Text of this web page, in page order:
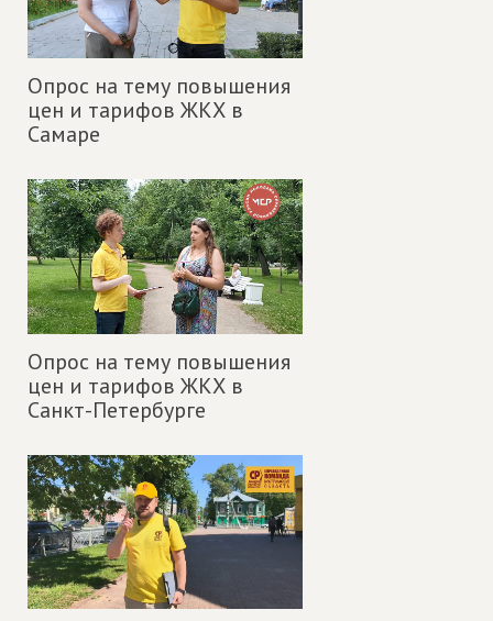
Опрос на тему повышения
цен и тарифов ЖКХ в
Самаре
Опрос на тему повышения
цен и тарифов ЖКХ в
Санкт-Петербурге